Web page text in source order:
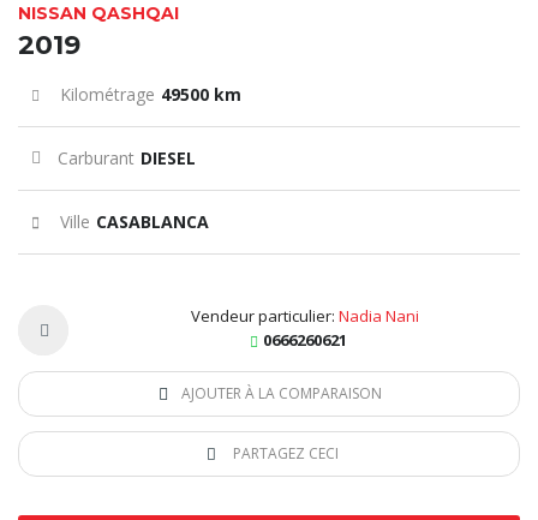
NISSAN QASHQAI
2019
Kilométrage 49500 km
Carburant DIESEL
Ville CASABLANCA
Vendeur particulier: Nadia Nani
0666260621
AJOUTER À LA COMPARAISON
PARTAGEZ CECI